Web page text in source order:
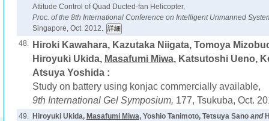
Attitude Control of Quad Ducted-fan Helicopter,
Proc. of the 8th International Conference on Intelligent Unmanned
Singapore, Oct. 2012.
48.
Hiroki Kawahara, Kazutaka Niigata, Tomoya
Hiroyuki Ukida, Masafumi Miwa, Katsutoshi Ueno,
Atsuya Yoshida :
Study on battery using konjac commercially available,
9th International Gel Symposium, 177, Tsukuba, Oct.
49. Hiroyuki Ukida, Masafumi Miwa, Yoshio Tanimoto, Tetsuya Sanoand